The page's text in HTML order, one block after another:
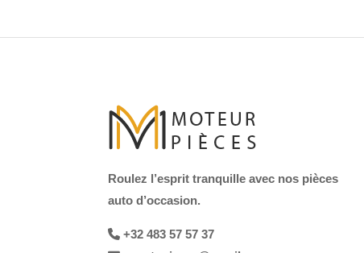
Roulez l’esprit tranquille avec nos pièces
auto d’occasion.
+32 483 57 57 37